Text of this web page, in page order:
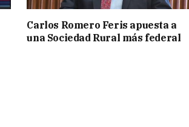
Carlos Romero Feris apuesta a
una Sociedad Rural más federal